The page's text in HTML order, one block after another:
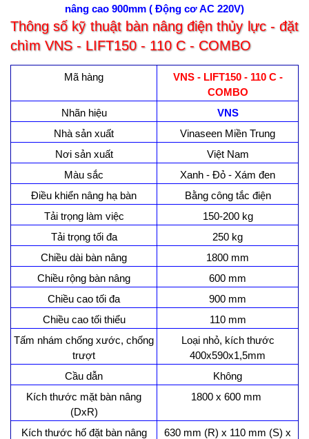
nâng cao 900mm ( Động cơ AC 220V)
Thông số kỹ thuật bàn nâng điện thủy lực - đặt
chìm VNS - LIFT150 - 110 C - COMBO
Mã hàng
VNS - LIFT150 - 110 C -
COMBO
Nhãn hiệu
VNS
Nhà sản xuất
Vinaseen Miền Trung
Nơi sản xuất
Việt Nam
Màu sắc
Xanh - Đỏ - Xám đen
Điều khiển nâng hạ bàn
Bằng công tắc điện
Tải trọng làm việc
150-200 kg
Tải trọng tối đa
250 kg
Chiều dài bàn nâng
1800 mm
Chiều rộng bàn nâng
600 mm
Chiều cao tối đa
900 mm
Chiều cao tối thiểu
110 mm
Tấm nhám chống xước, chống
trượt
Loại nhỏ, kích thước
400x590x1,5mm
Cầu dẫn
Không
Kích thước mặt bàn nâng
(DxR)
1800 x 600 mm
Kích thước hố đặt bàn nâng
630 mm (R) x 110 mm (S) x